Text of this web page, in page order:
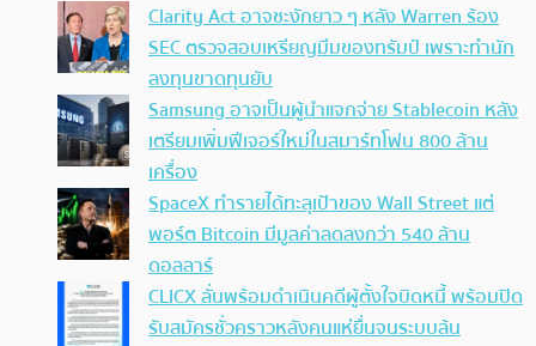
Clarity Act อาจชะงักยาว ๆ หลัง Warren ร้อง
SEC ตรวจสอบเหรียญมีมของทรัมป์ เพราะทำนัก
ลงทุนขาดทุนยับ
Samsung อาจเป็นผู้นำแจกจ่าย Stablecoin หลัง
เตรียมเพิ่มฟีเจอร์ใหม่ในสมาร์ทโฟน 800 ล้าน
เครื่อง
SpaceX ทำรายได้ทะลุเป้าของ Wall Street แต่
พอร์ต Bitcoin มีมูลค่าลดลงกว่า 540 ล้าน
ดอลลาร์
CLICX ลั่นพร้อมดำเนินคดีผู้ตั้งใจบิดหนี้ พร้อมปิด
รับสมัครชั่วคราวหลังคนแห่ยื่นจนระบบล้น